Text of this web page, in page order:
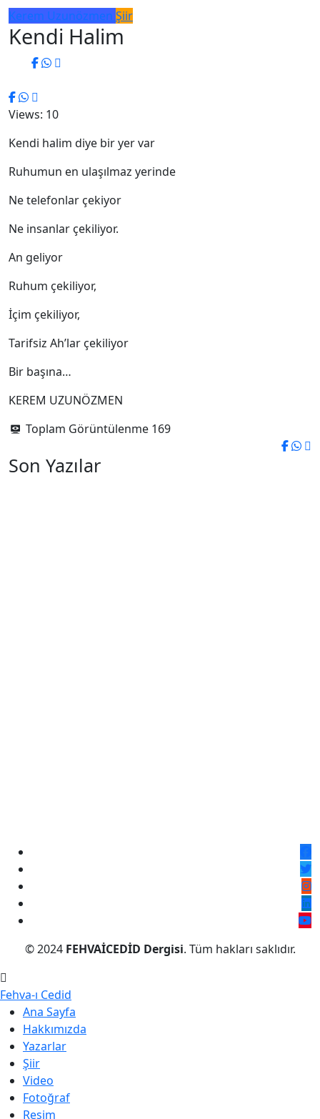
Kerem Uzunözmen Şiir
Kendi Halim
Views: 10
Kendi halim diye bir yer var
Ruhumun en ulaşılmaz yerinde
Ne telefonlar çekiyor
Ne insanlar çekiliyor.
An geliyor
Ruhum çekiliyor,
İçim çekiliyor,
Tarifsiz Ah’lar çekiliyor
Bir başına…
KEREM UZUNÖZMEN
Toplam Görüntülenme 169
Son Yazılar
© 2024 FEHVAİCEDİD Dergisi. Tüm hakları saklıdır.
Fehva-ı Cedid
Ana Sayfa
Hakkımızda
Yazarlar
Şiir
Video
Fotoğraf
Resim